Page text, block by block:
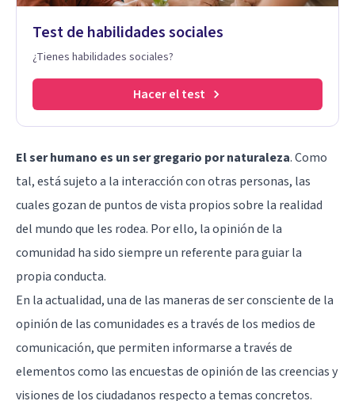
Test de habilidades sociales
¿Tienes habilidades sociales?
Hacer el test
El ser humano es un ser gregario por naturaleza. Como
tal, está sujeto a la interacción con otras personas, las
cuales gozan de puntos de vista propios sobre la realidad
del mundo que les rodea. Por ello, la opinión de la
comunidad ha sido siempre un referente para guiar la
propia conducta.
En la actualidad, una de las maneras de ser consciente de la
opinión de las comunidades es a través de los medios de
comunicación, que permiten informarse a través de
elementos como las encuestas de opinión de las creencias y
visiones de los ciudadanos respecto a temas concretos.